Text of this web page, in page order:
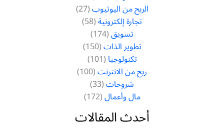
الربح من اليوتيوب(27)
تجارة إلكترونية(58)
تسويق(174)
تطوير الذات(150)
تكنولوجيا(101)
ربح من الانترنت(100)
شروحات(33)
مال وأعمال(172)
أحدث المقالات